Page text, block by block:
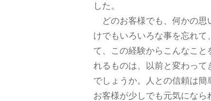
した。
どのお客様でも、何かの思
けでもいろいろな事を忘れ
て、この経験からこんなこ
れるものは、以前と変わっ
でしょうか。人との信頼は
お客様が少しでも元気になら